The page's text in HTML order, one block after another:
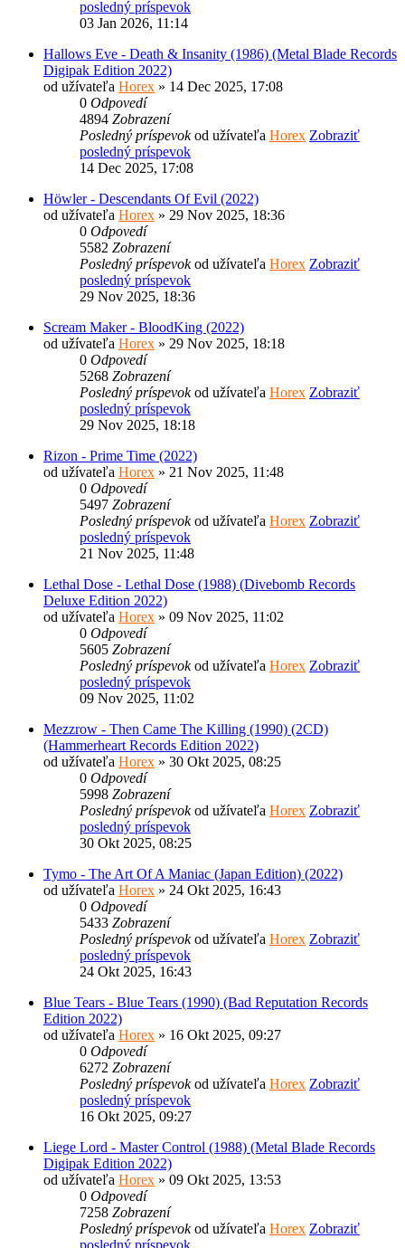
posledný príspevok
03 Jan 2026, 11:14
Hallows Eve - Death & Insanity (1986) (Metal Blade Records
Digipak Edition 2022)
od užívateľa Horex » 14 Dec 2025, 17:08
0 Odpovedí
4894 Zobrazení
Posledný príspevokod užívateľa Horex Zobraziť
posledný príspevok
14 Dec 2025, 17:08
Höwler - Descendants Of Evil (2022)
od užívateľa Horex » 29 Nov 2025, 18:36
0 Odpovedí
5582 Zobrazení
Posledný príspevokod užívateľa Horex Zobraziť
posledný príspevok
29 Nov 2025, 18:36
Scream Maker - BloodKing (2022)
od užívateľa Horex » 29 Nov 2025, 18:18
0 Odpovedí
5268 Zobrazení
Posledný príspevokod užívateľa Horex Zobraziť
posledný príspevok
29 Nov 2025, 18:18
Rizon - Prime Time (2022)
od užívateľa Horex » 21 Nov 2025, 11:48
0 Odpovedí
5497 Zobrazení
Posledný príspevokod užívateľa Horex Zobraziť
posledný príspevok
21 Nov 2025, 11:48
Lethal Dose - Lethal Dose (1988) (Divebomb Records
Deluxe Edition 2022)
od užívateľa Horex » 09 Nov 2025, 11:02
0 Odpovedí
5605 Zobrazení
Posledný príspevokod užívateľa Horex Zobraziť
posledný príspevok
09 Nov 2025, 11:02
Mezzrow - Then Came The Killing (1990) (2CD)
(Hammerheart Records Edition 2022)
od užívateľa Horex » 30 Okt 2025, 08:25
0 Odpovedí
5998 Zobrazení
Posledný príspevokod užívateľa Horex Zobraziť
posledný príspevok
30 Okt 2025, 08:25
Tymo - The Art Of A Maniac (Japan Edition) (2022)
od užívateľa Horex » 24 Okt 2025, 16:43
0 Odpovedí
5433 Zobrazení
Posledný príspevokod užívateľa Horex Zobraziť
posledný príspevok
24 Okt 2025, 16:43
Blue Tears - Blue Tears (1990) (Bad Reputation Records
Edition 2022)
od užívateľa Horex » 16 Okt 2025, 09:27
0 Odpovedí
6272 Zobrazení
Posledný príspevokod užívateľa Horex Zobraziť
posledný príspevok
16 Okt 2025, 09:27
Liege Lord - Master Control (1988) (Metal Blade Records
Digipak Edition 2022)
od užívateľa Horex » 09 Okt 2025, 13:53
0 Odpovedí
7258 Zobrazení
Posledný príspevokod užívateľa Horex Zobraziť
posledný príspevok